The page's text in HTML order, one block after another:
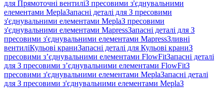
для Прямоточні вентиліЗ пресовими з'єднувальними
елементами MeplaЗапасні деталі для З пресовими
з'єднувальними елементами MeplaЗ пресовими
з'єднувальними елементами MapressЗапасні деталі для З
пресовими з'єднувальними елементами MapressЗливні
вентиліКульові краниЗапасні деталі для Кульові краниЗ
пресовими з’єднувальними елементами FlowFitЗапасні деталі
для З пресовими з’єднувальними елементами FlowFitЗ
пресовими з'єднувальними елементами MeplaЗапасні деталі
для З пресовими з'єднувальними елементами MeplaЗ